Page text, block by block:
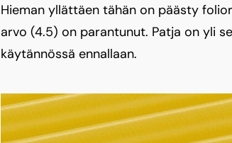
Hieman yllättäen tähän on päästy
arvo (4.5) on parantunut. Patja on yli
käytännössä ennallaan.